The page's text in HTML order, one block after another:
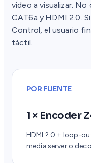
video a visualizar.
CAT6a y HDMI 2.0.
Control, el usuario
táctil.
POR FUENTE
1 × Encoder
HDMI 2.0 + loop-
media server o